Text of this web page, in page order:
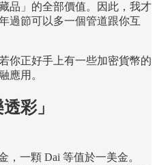
品」的全部價值。因此，我才
過節可以多一個管道跟你互
你正好手上有一些加密貨幣的
應用。
彩」
，一顆 Dai 等值於一美金。